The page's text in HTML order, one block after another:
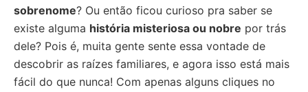
sobrenome? Ou então ficou curioso pra saber se
existe alguma história misteriosa ou nobre por trás
dele? Pois é, muita gente sente essa vontade de
descobrir as raízes familiares, e agora isso está mais
fácil do que nunca! Com apenas alguns cliques no